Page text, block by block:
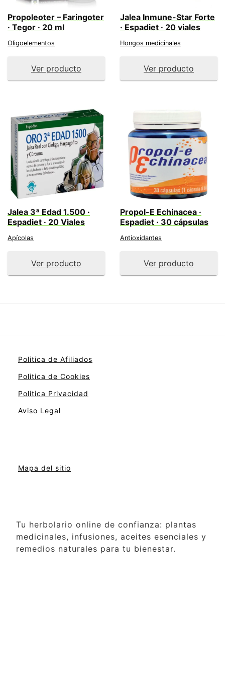
Propoleoter – Faringoter
· Tegor · 20 ml
Oligoelementos
Ver producto
Jalea Inmune-Star Forte
· Espadiet · 20 viales
Hongos medicinales
Ver producto
Jalea 3ª Edad 1.500 ·
Espadiet · 20 Viales
Apícolas
Ver producto
Propol-E Echinacea ·
Espadiet · 30 cápsulas
Antioxidantes
Ver producto
Politica de Afiliados
Politica de Cookies
Politica Privacidad
Aviso Legal
Mapa del sitio
Tu herbolario online de confianza: plantas
medicinales, infusiones, aceites esenciales y
remedios naturales para tu bienestar.